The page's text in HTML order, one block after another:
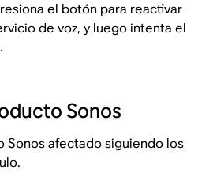
el botón para reactivar
de voz, y luego intenta el
Sonos
Sonos afectado siguiendo los
.